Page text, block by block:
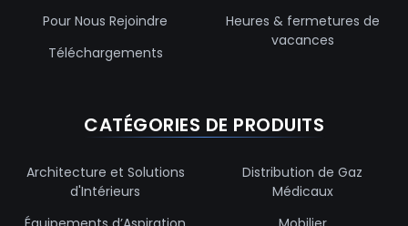
Pour Nous Rejoindre
Téléchargements
Heures & fermetures de
vacances
CATÉGORIES DE PRODUITS
Architecture et Solutions
d'Intérieurs
Distribution de Gaz
Médicaux